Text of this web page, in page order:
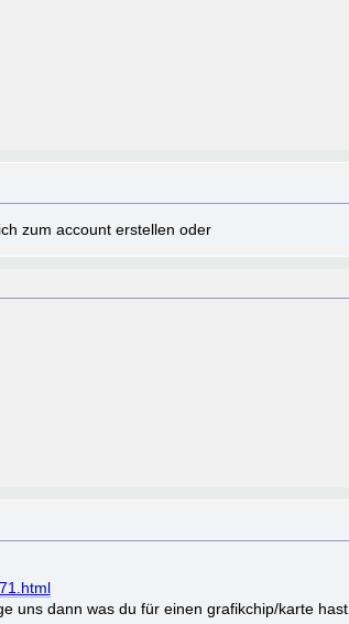
zum account erstellen oder
uns dann was du für einen grafikchip/karte hast